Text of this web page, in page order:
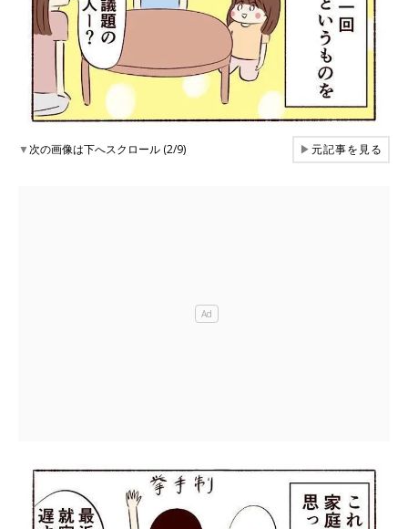
▼次の画像は下へスクロール (2/9) ▶元記事を見る